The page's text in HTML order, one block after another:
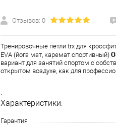
Отзывов: 0
Тренировочные петли trx для
EVA (йога мат, каремат спортивный)
вариант для занятий спортом с
открытом воздухе, как для
Характеристики:
Гарантия